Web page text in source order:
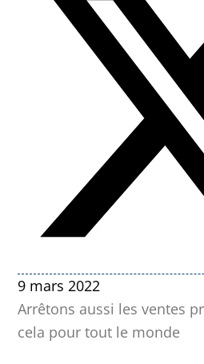
9 mars 2022
Arrêtons aussi les ventes
cela pour tout le monde